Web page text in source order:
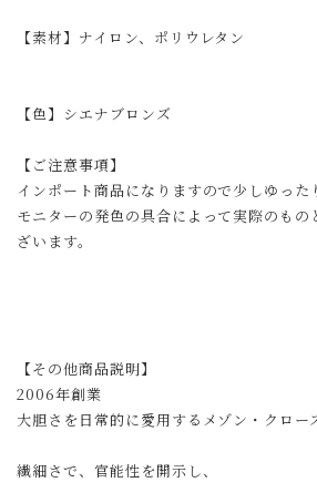
【素材】ナイロン、ポリウレタン
【色】シエナブロンズ
【ご注意事項】
インポート商品になりますので少しゆった
モニターの発色の具合によって実際のもの
ざいます。
【その他商品説明】
2006年創業
大胆さを日常的に愛用するメゾン・クロー
繊細さで、官能性を開示し、